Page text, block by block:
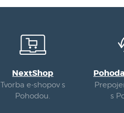
NextShop
Tvorba e-shopov s
Pohodou.
s